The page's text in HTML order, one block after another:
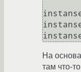
На
там что-